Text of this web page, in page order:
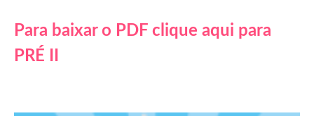
Para baixar o PDF clique aqui para
PRÉ II